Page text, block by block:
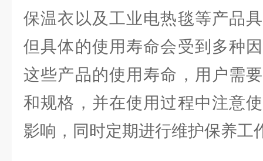
保温衣以及工业电热毯等产品
但具体的使用寿命会受到多种
这些产品的使用寿命，用户需
和规格，并在使用过程中注意
影响，同时定期进行维护保养工